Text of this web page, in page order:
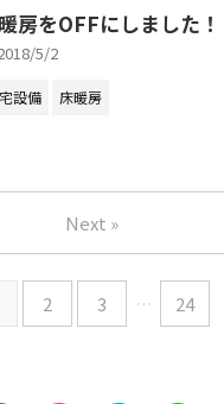
房をOFFにしました！
5/2
設備 床暖房
2 3 … 24
Next »